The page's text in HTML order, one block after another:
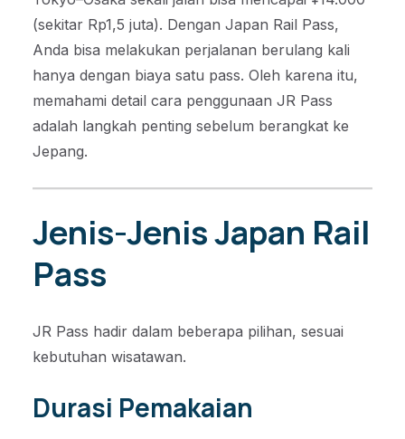
(sekitar Rp1,5 juta). Dengan Japan Rail Pass,
Anda bisa melakukan perjalanan berulang kali
hanya dengan biaya satu pass. Oleh karena itu,
memahami detail cara penggunaan JR Pass
adalah langkah penting sebelum berangkat ke
Jepang.
Jenis-Jenis Japan Rail
Pass
JR Pass hadir dalam beberapa pilihan, sesuai
kebutuhan wisatawan.
Durasi Pemakaian